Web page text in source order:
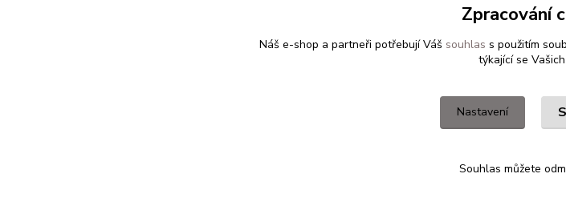
Zpracování
Náš e-shop a partneři potřebují Váš souhlas s použitím
týkající se
Nastavení
Souhlas můžete